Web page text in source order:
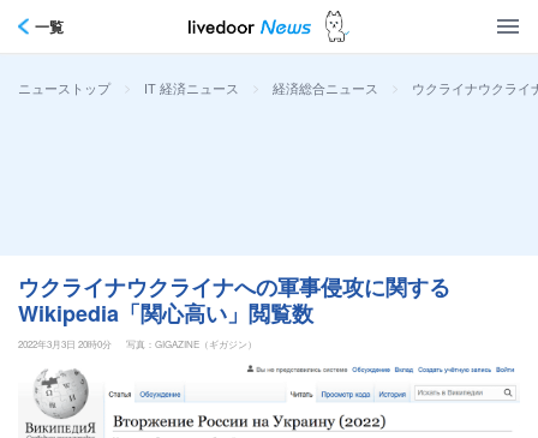
一覧
ニューストップ > IT 経済ニュース > 経済総合ニュース > ウクライナウクライ
ウクライナウクライナへの軍事侵攻に関する
Wikipedia「関心高い」閲覧数
2022年3月3日 20時0分 写真：GIGAZINE（ギガジン）